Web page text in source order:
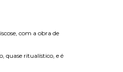
com a obra de
quase ritualístico, e é